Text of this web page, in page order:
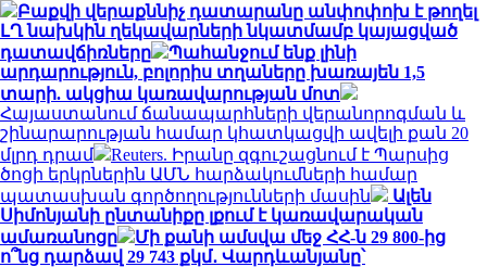
Բաքվի վերաքննիչ դատարանը անփոփոխ է թողել
ԼՂ նախկին ղեկավարների նկատմամբ կայացված
դատավճիռները
Պահանջում ենք լինի
արդարություն, բոլորիս տղաները խառայեն 1,5
տարի. ակցիա կառավարության մոտ
Հայաստանում ճանապարհների վերանորոգման և
շինարարության համար կհատկացվի ավելի քան 20
մլրդ դրամ
Reuters. Իրանը զգուշացնում է Պարսից
ծոցի երկրներին ԱՄՆ հարձակումների համար
պատասխան գործողությունների մասին
Ալեն
Սիմոնյանի ընտանիքը լքում է կառավարական
ամառանոցը
Մի քանի ամսվա մեջ ՀՀ-ն 29 800-ից
ո՞նց դարձավ 29 743 քկմ․ Վարդևանյանը՝